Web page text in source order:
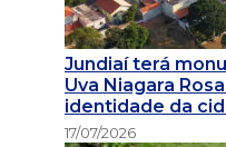
Jundiaí terá
Uva Niagara
identidade da
17/07/2026